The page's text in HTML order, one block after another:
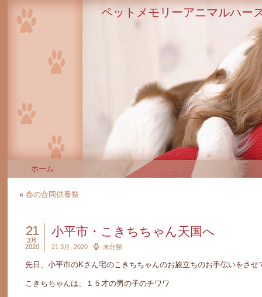
ペットメモリーアニマルハー
ホーム
« 春の合同供養祭
小平市・こきちちゃん天国へ
21
3月
2020
21 3月, 2020 未分類
先日、小平市のKさん宅のこきちちゃんのお旅立ちのお手伝いをさせ
こきちちゃんは、１５才の男の子のチワワ